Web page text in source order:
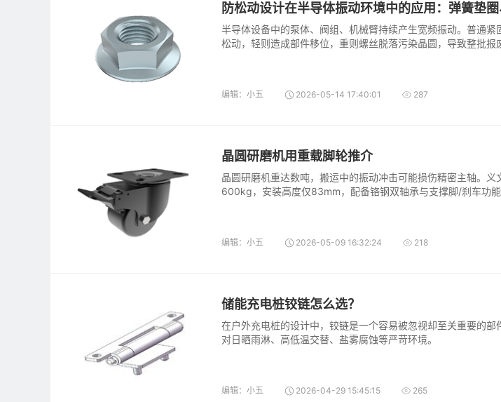
防松动设计在半导体振动环境中的应用：弹簧垫
半导体设备中的泵体、阀组、机械臂持续产生宽频振动。普通
松动，轻则造成部件移位，重则螺丝脱落污染晶圆，导致整批报
编辑：小五 2026-05-14 17:40:01 287
晶圆研磨机用重载脚轮推介
晶圆研磨机重达数吨，搬运中的振动冲击可能损伤精密主轴。
600kg，安装高度仅83mm，配备铬钢双轴承与支撑脚/刹车功
编辑：小五 2026-05-09 16:32:24 218
储能充电桩铰链怎么选？
在户外充电桩的设计中，铰链是一个容易被忽视却至关重要的
对日晒雨淋、高低温交替、盐雾腐蚀等严苛环境。
编辑：小五 2026-04-29 15:45:15 265